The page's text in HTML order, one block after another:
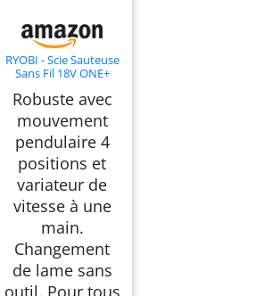
RYOBI - Scie Sauteuse
Sans Fil 18V ONE+
Mouvements
Changement Lame
Sans Outil, Variateur
Vitesse – Bois, Métal,
PVC – Batterie Non
Incluse
Robuste avec
mouvement
pendulaire 4
positions et
variateur de
vitesse à une
main.
Changement
de lame sans
outil. Pour tous